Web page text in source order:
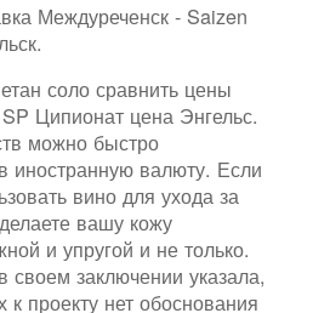
Междуреченск - Saizen
соло сравнить цены
Ципионат цена Энгельс.
можно быстро
иностранную валюту. Если
вино для ухода за
вашу кожу
и упругой и не только.
своем заключении указала,
к проекту нет обоснования